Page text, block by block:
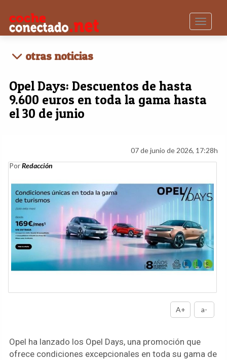
Toggle
otras noticias
Opel Days: Descuentos de hasta
9.600 euros en toda la gama hasta
el 30 de junio
07 de junio de 2026, 17:28h
PorRedacción
A+ a-
Opel ha lanzado los Opel Days, una promoción que
ofrece condiciones excepcionales en toda su gama de